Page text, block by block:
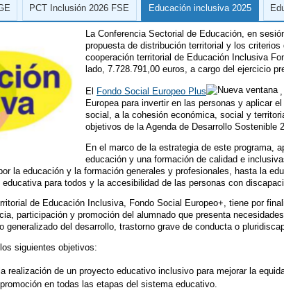
PCT Inclusión 2026 FSE Educación inclusiva 2025
La Conferencia Sectorial de Educación, en
propuesta de distribución territorial y los
cooperación territorial de Educación Inclusiva
lado, 7.728.791,00 euros, a cargo del ejercicio
El Fondo Social Europeo Plus
Europea para invertir en las personas y aplicar
social, a la cohesión económica, social y
objetivos de la Agenda de Desarrollo Sostenible
En el marco de la estrategia de este programa,
educación y una formación de calidad e
la educación y la formación generales y profesionales, hasta la
para todos y la accesibilidad de las personas con
de Educación Inclusiva, Fondo Social Europeo+, tiene por
participación y promoción del alumnado que presenta
generalizado del desarrollo, trastorno grave de conducta o
siguientes objetivos:
realización de un proyecto educativo inclusivo para mejorar la
en todas las etapas del sistema educativo.